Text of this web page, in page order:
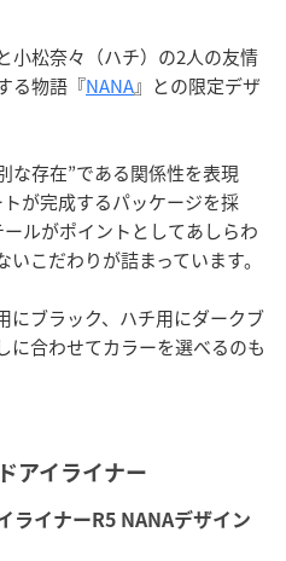
小松奈々（ハチ）の2人の友情
る物語『NANA』との限定デザ
な存在”である関係性を表現
が完成するパッケージを採
ルがポイントとしてあしらわ
こだわりが詰まっています。
にブラック、ハチ用にダークブ
に合わせてカラーを選べるのも
アイライナー
ライナーR5 NANAデザイン